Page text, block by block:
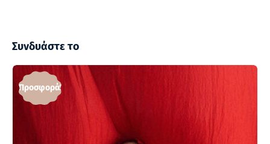
Συνδυάστε το
Προσφορά!